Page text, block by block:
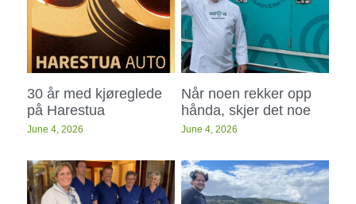
30 år med kjøreglede
på Harestua
June 4, 2026
Når noen rekker opp
hånda, skjer det noe
June 4, 2026